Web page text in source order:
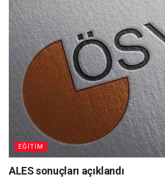
EĞİTİM
ALES sonuçları açıklandı